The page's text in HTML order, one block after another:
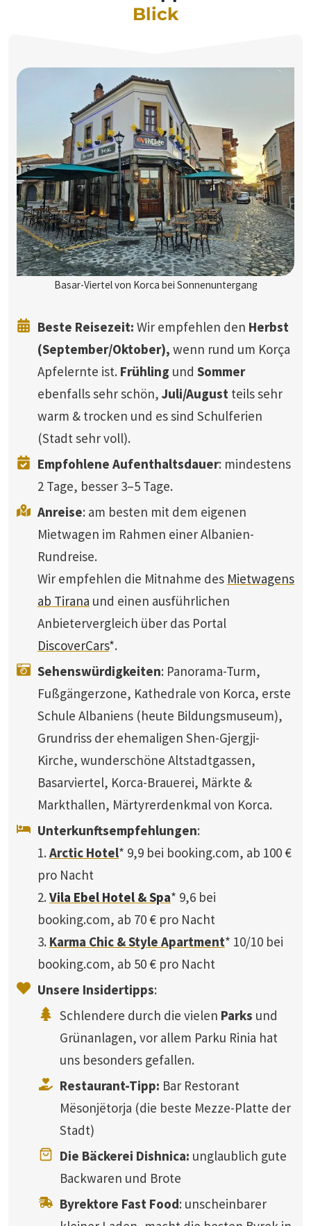
Blick
Basar-Viertel von Korca bei Sonnenuntergang
Beste Reisezeit: Wir empfehlen den Herbst
(September/Oktober), wenn rund um Korça
Apfelernte ist. Frühling und Sommer
ebenfalls sehr schön, Juli/August teils sehr
warm & trocken und es sind Schulferien
(Stadt sehr voll).
Empfohlene Aufenthaltsdauer: mindestens
2 Tage, besser 3–5 Tage.
Anreise: am besten mit dem eigenen
Mietwagen im Rahmen einer Albanien-
Rundreise.
Wir empfehlen die Mitnahme des Mietwagens
ab Tirana und einen ausführlichen
Anbietervergleich über das Portal
DiscoverCars*.
Sehenswürdigkeiten: Panorama-Turm,
Fußgängerzone, Kathedrale von Korca, erste
Schule Albaniens (heute Bildungsmuseum),
Grundriss der ehemaligen Shen-Gjergji-
Kirche, wunderschöne Altstadtgassen,
Basarviertel, Korca-Brauerei, Märkte &
Markthallen, Märtyrerdenkmal von Korca.
Unterkunftsempfehlungen:
1. Arctic Hotel* 9,9 bei booking.com, ab 100 €
pro Nacht
2. Vila Ebel Hotel & Spa* 9,6 bei
booking.com, ab 70 € pro Nacht
3. Karma Chic & Style Apartment* 10/10 bei
booking.com, ab 50 € pro Nacht
Unsere Insidertipps:
Schlendere durch die vielen Parks und
Grünanlagen, vor allem Parku Rinia hat
uns besonders gefallen.
Restaurant-Tipp: Bar Restorant
Mësonjëtorja (die beste Mezze-Platte der
Stadt)
Die Bäckerei Dishnica: unglaublich gute
Backwaren und Brote
Byrektore Fast Food: unscheinbarer